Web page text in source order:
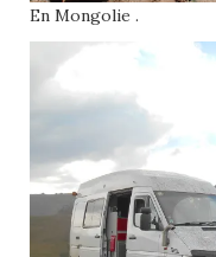
En Mongolie .